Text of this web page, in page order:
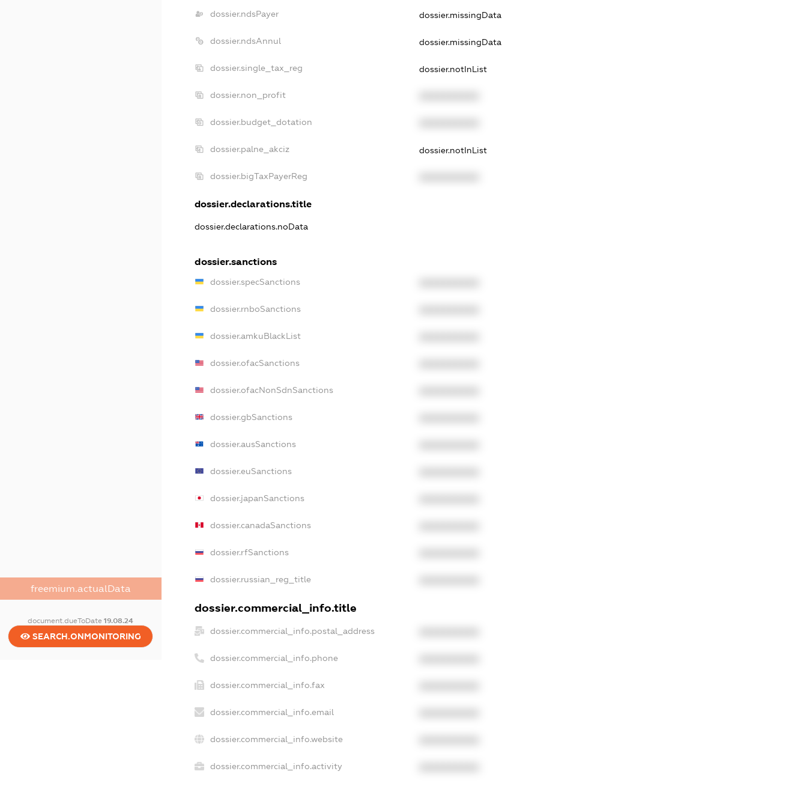
freemium.actualData
document.dueToDate19.08.24
SEARCH.ONMONITORING
dossier.ndsPayer dossier.missingData
dossier.ndsAnnul dossier.missingData
dossier.single_tax_reg dossier.notInList
dossier.non_profit
dossier.budget_dotation
dossier.palne_akciz dossier.notInList
dossier.bigTaxPayerReg
dossier.declarations.title
dossier.declarations.noData
dossier.sanctions
dossier.specSanctions
dossier.rnboSanctions
dossier.amkuBlackList
dossier.ofacSanctions
dossier.ofacNonSdnSanctions
dossier.gbSanctions
dossier.ausSanctions
dossier.euSanctions
dossier.japanSanctions
dossier.canadaSanctions
dossier.rfSanctions
dossier.russian_reg_title
dossier.commercial_info.title
dossier.commercial_info.postal_address
dossier.commercial_info.phone
dossier.commercial_info.fax
dossier.commercial_info.email
dossier.commercial_info.website
dossier.commercial_info.activity